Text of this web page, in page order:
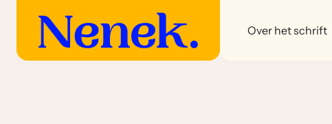
Over het schrift